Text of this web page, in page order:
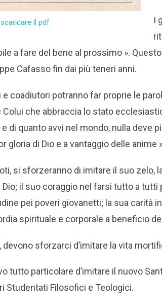
il pdf
I
a fare del bene al prossimo ».
Cafasso fin dai più teneri anni.
e coadiutori potranno far proprie le
Colui che abbraccia lo stato
e di quanto avvi nel mondo, nulla deve
gloria di Dio e a vantaggio delle anime
si sforzeranno di imitare il suo zelo,
Dio; il suo coraggio nel farsi tutto a
pei poveri giovanetti; la sua carità
spirituale e corporale a beneficio
devono sforzarci d’imitare la vita
tutto particolare d’imitare il nuovo
Studentati Filosofici e Teologici.